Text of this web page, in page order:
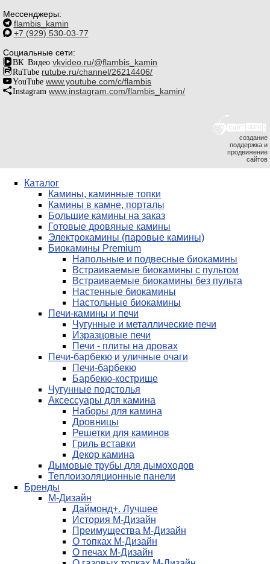
Мессенджеры:
flambis_kamin
+7 (929) 530-03-77
Социальные сети:
ВК Видео vkvideo.ru/@flambis_kamin
RuTube rutube.ru/channel/26214406/
YouTube www.youtube.com/c/flambis
Instagram www.instagram.com/flambis_kamin/
создание
поддержка и
продвижение
сайтов
Каталог
Камины, каминные топки
Камины в камне, порталы
Большие камины на заказ
Готовые дровяные камины
Электрокамины (паровые камины)
Биокамины Premium
Напольные и подвесные биокамины
Встраиваемые биокамины с пультом
Встраиваемые биокамины без пульта
Настенные биокамины
Настольные биокамины
Печи-камины и печи
Чугунные и металлические печи
Изразцовые печи
Печи - плиты на дровах
Печи-барбекю и уличные очаги
Печи-барбекю
Барбекю-кострище
Чугунные подстолья
Аксессуары для камина
Наборы для камина
Дровницы
Решетки для каминов
Гриль вставки
Декор камина
Дымовые трубы для дымоходов
Теплоизоляционные панели
Бренды
М-Дизайн
Даймонд+. Лучшее
История М-Дизайн
Преимущества М-Дизайн
О топках М-Дизайн
О печах М-Дизайн